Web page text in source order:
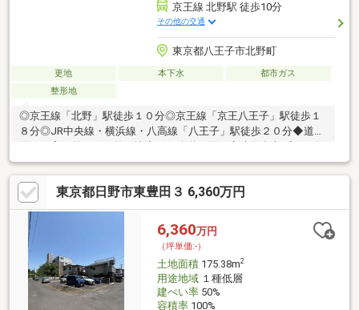
京王線 北野駅 徒歩10分
その他の交通
東京都八王子市北野町
更地 本下水
都市ガス
整形地
◎京王線「北野」駅徒歩１０分◎京王線「京王八王子」駅徒歩１
８分◎JR中央線・横浜線・八高線「八王子」駅徒歩２０分◆道路
り（ご要望に合わせたプランニングも可）◆建物プレゼン可能
東京都日野市東豊田３ 6,360万円
6,360万円
（坪単価:-）
土地面積175.38m2
用途地域１種低層
建ぺい率50%
容積率100%